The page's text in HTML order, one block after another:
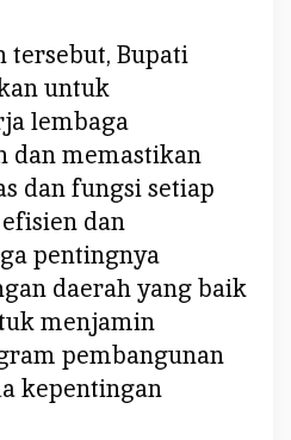
b
a
g
a
K
b
a
g
P
g
tersebut, Bupati
untuk
lembaga
dan memastikan
dan fungsi setiap
dan
pentingnya
daerah yang baik
menjamin
pembangunan
kepentingan